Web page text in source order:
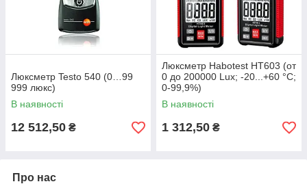
Люксметр Testo 540 (0…99
999 люкс)
В наявності
12 512,50 ₴
Люксметр Habotest HT603 (от
0 до 200000 Lux; -20...+60 °C;
0-99,9%)
В наявності
1 312,50 ₴
Про нас